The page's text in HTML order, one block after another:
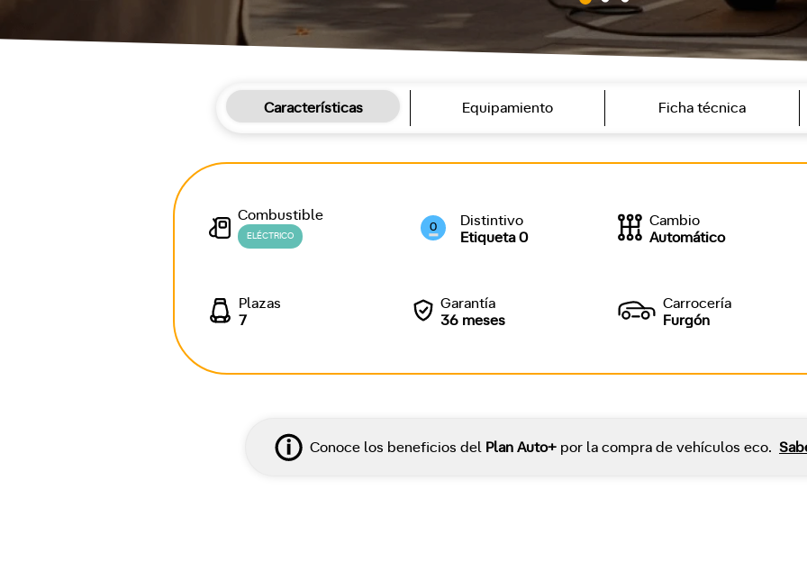
Características Equipamiento Ficha técnica
Combustible
ELÉCTRICO
0
Distintivo
Etiqueta 0
Cambio
Automático
Plazas
7
Garantía
36 meses
Carrocería
Furgón
Conoce los beneficios del Plan Auto+ por la compra de vehículos eco.